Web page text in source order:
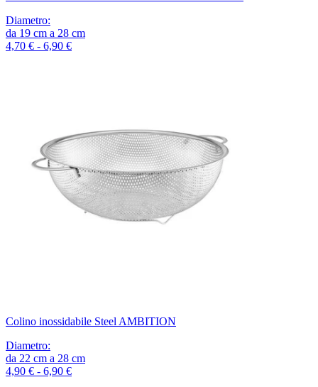
Diametro:
da 19 cm a 28 cm
4,70 € - 6,90 €
Colino inossidabile Steel AMBITION
Diametro:
da 22 cm a 28 cm
4,90 € - 6,90 €